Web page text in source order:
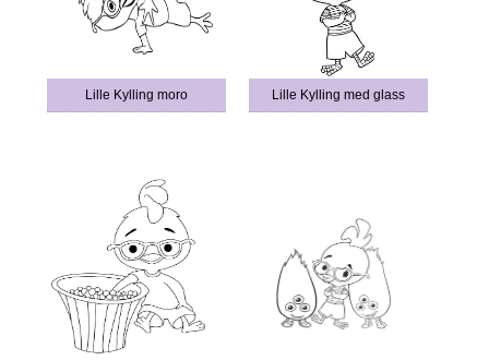
Lille Kylling moro Lille Kylling med glass